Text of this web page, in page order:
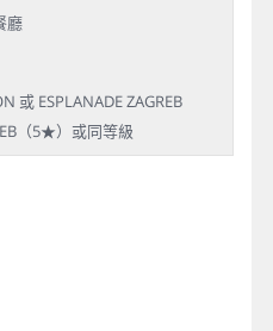
廳
或 ESPLANADE ZAGREB
（5★）或同等級